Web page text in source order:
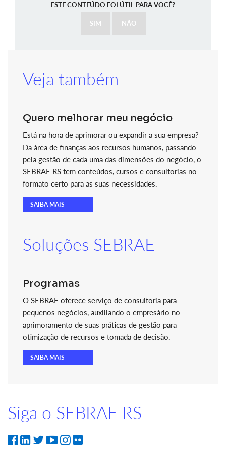
ESTE CONTEÚDO FOI ÚTIL PARA VOCÊ?
SIM NÃO
Veja também
Quero melhorar meu negócio
Está na hora de aprimorar ou expandir a sua empresa?
Da área de finanças aos recursos humanos, passando
pela gestão de cada uma das dimensões do negócio, o
SEBRAE RS tem conteúdos, cursos e consultorias no
formato certo para as suas necessidades.
SAIBA MAIS
Soluções SEBRAE
Programas
O SEBRAE oferece serviço de consultoria para
pequenos negócios, auxiliando o empresário no
aprimoramento de suas práticas de gestão para
otimização de recursos e tomada de decisão.
SAIBA MAIS
Siga o SEBRAE RS